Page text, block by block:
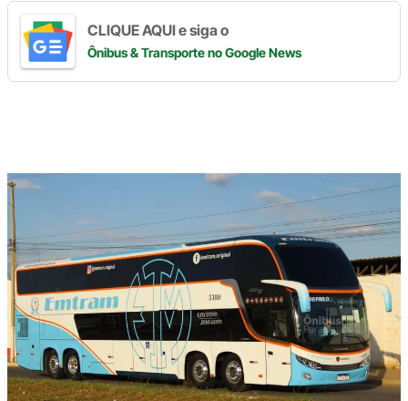
CLIQUE AQUI e siga o
Ônibus & Transporteno Google News
Digite
aqui
o
seu
e-
mail